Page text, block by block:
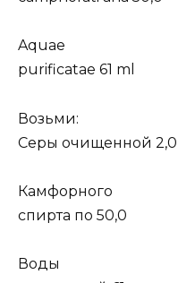
Aquae
purificatae 61 ml
Возьми:
Серы очищенной 2,0
Камфорного
спирта по 50,0
Воды